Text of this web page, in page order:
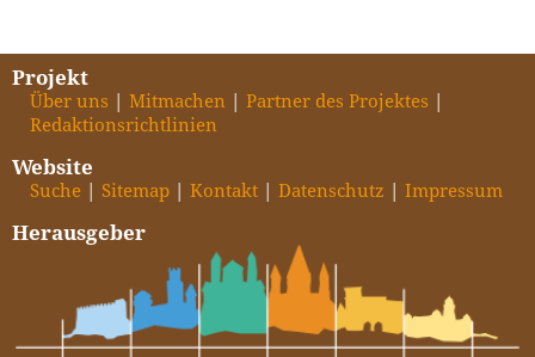
Projekt
Über uns Mitmachen
Partner des Projektes
Redaktionsrichtlinien
Website
Suche Sitemap Kontakt Datenschutz Impressum
Herausgeber